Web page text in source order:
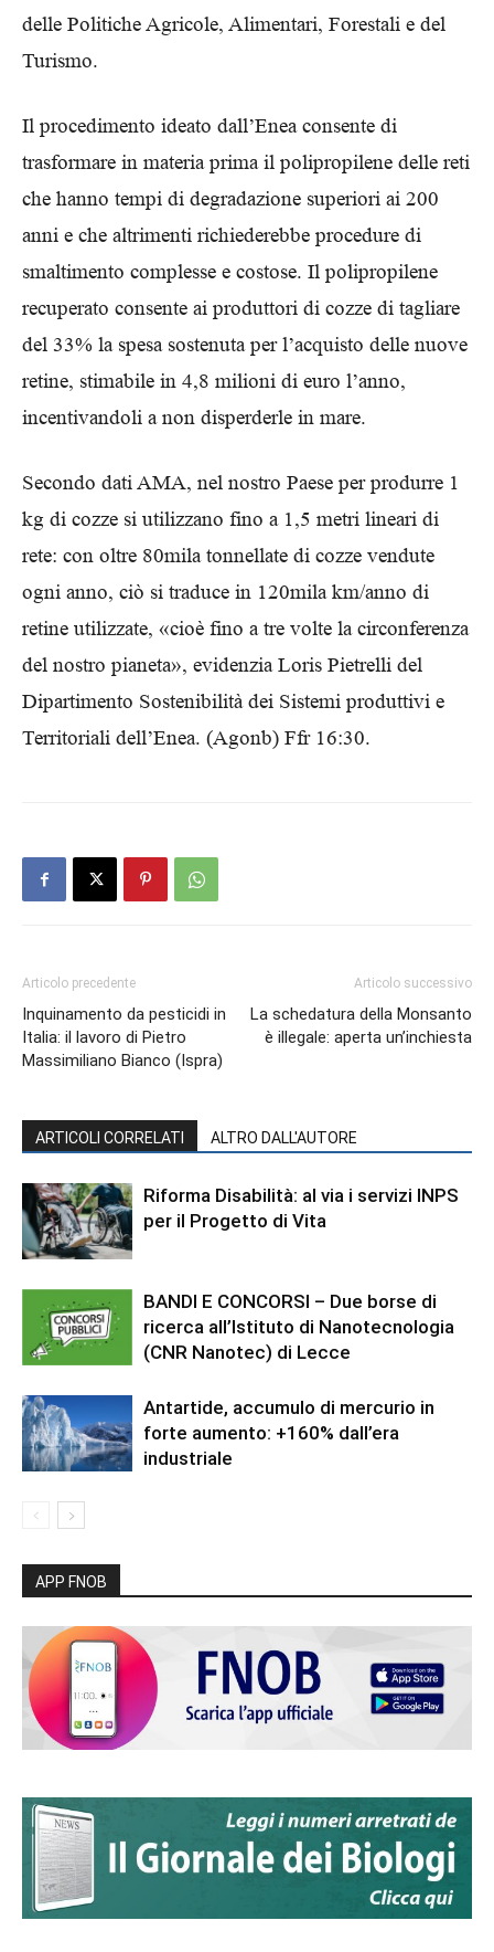
delle Politiche Agricole, Alimentari, Forestali e del
Turismo.
Il procedimento ideato dall’Enea consente di
trasformare in materia prima il polipropilene delle reti
che hanno tempi di degradazione superiori ai 200
anni e che altrimenti richiederebbe procedure di
smaltimento complesse e costose. Il polipropilene
recuperato consente ai produttori di cozze di tagliare
del 33% la spesa sostenuta per l’acquisto delle nuove
retine, stimabile in 4,8 milioni di euro l’anno,
incentivandoli a non disperderle in mare.
Secondo dati AMA, nel nostro Paese per produrre 1
kg di cozze si utilizzano fino a 1,5 metri lineari di
rete: con oltre 80mila tonnellate di cozze vendute
ogni anno, ciò si traduce in 120mila km/anno di
retine utilizzate, «cioè fino a tre volte la circonferenza
del nostro pianeta», evidenzia Loris Pietrelli del
Dipartimento Sostenibilità dei Sistemi produttivi e
Territoriali dell’Enea. (Agonb) Ffr 16:30.
Articolo precedente
Inquinamento da pesticidi in
Italia: il lavoro di Pietro
Massimiliano Bianco (Ispra)
Articolo successivo
La schedatura della Monsanto
è illegale: aperta un’inchiesta
ARTICOLI CORRELATI ALTRO DALL'AUTORE
Riforma Disabilità: al via i servizi INPS
per il Progetto di Vita
BANDI E CONCORSI – Due borse di
ricerca all’Istituto di Nanotecnologia
(CNR Nanotec) di Lecce
Antartide, accumulo di mercurio in
forte aumento: +160% dall’era
industriale
APP FNOB